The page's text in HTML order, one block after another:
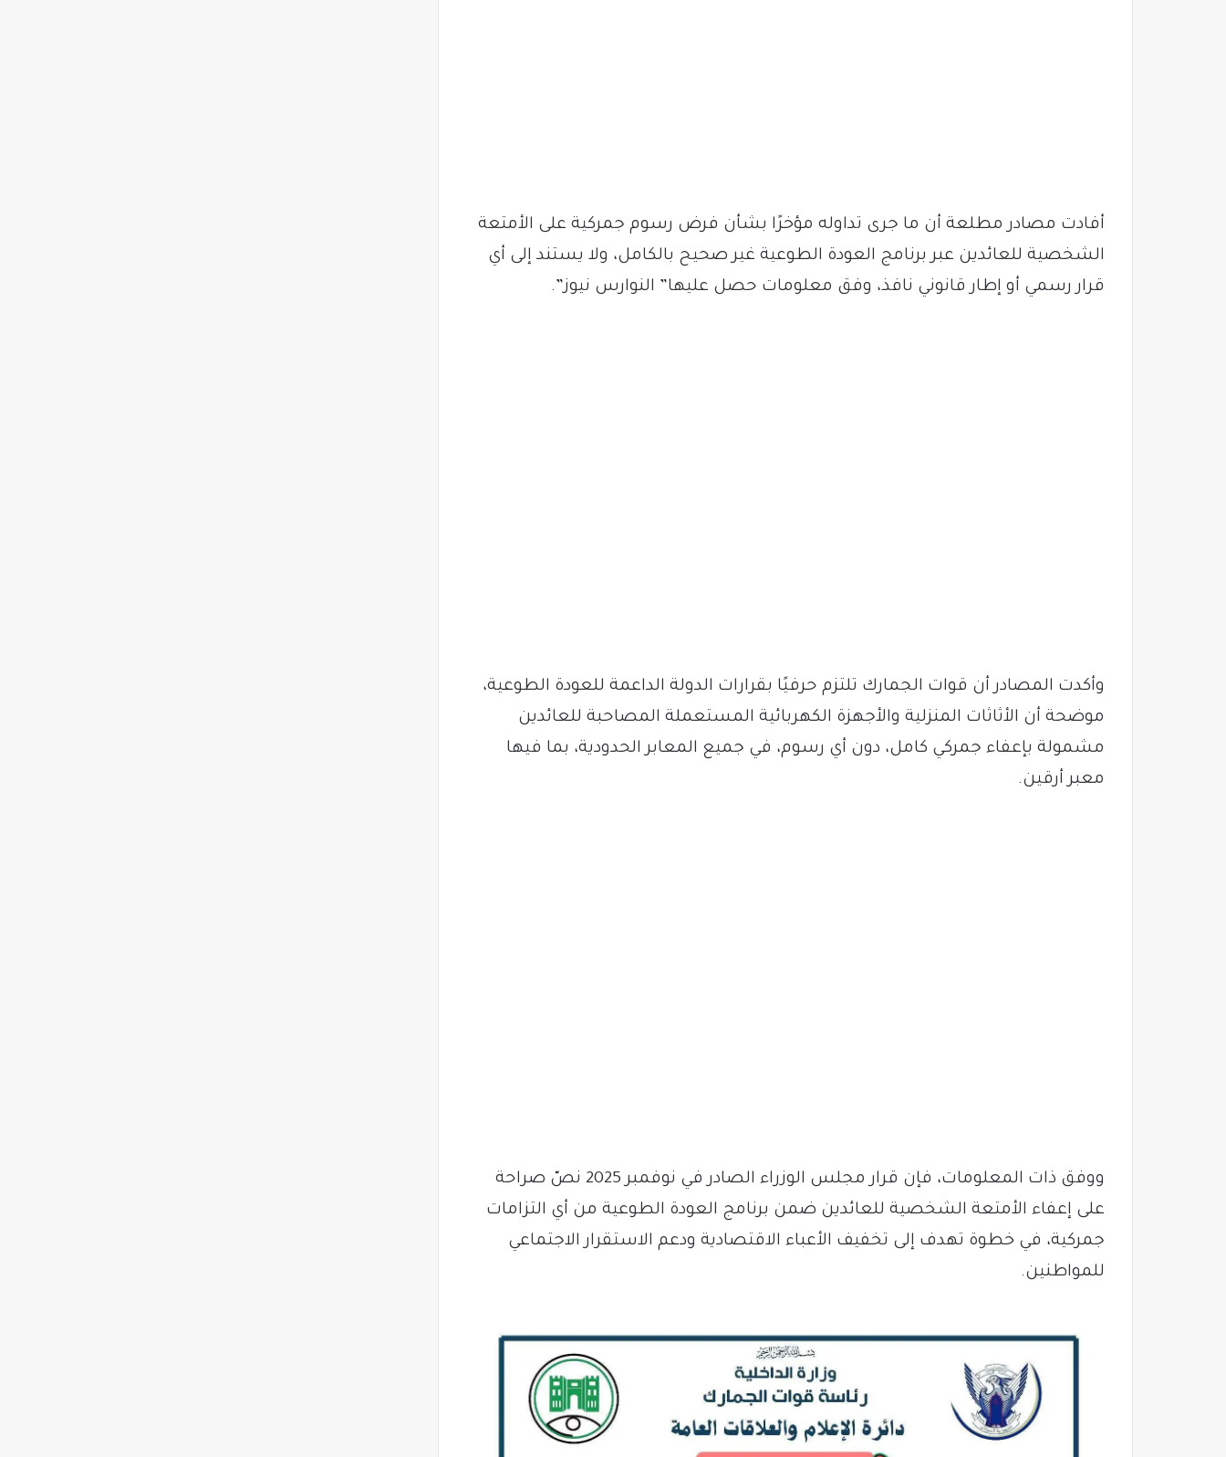
أفادت مصادر مطلعة أن ما جرى تداوله مؤخرًا بشأن فرض رسوم جمركية على الأمتعة
الشخصية للعائدين عبر برنامج العودة الطوعية غير صحيح بالكامل، ولا يستند إلى أي
قرار رسمي أو إطار قانوني نافذ، وفق معلومات حصل عليها” النوارس نيوز”.
وأكدت المصادر أن قوات الجمارك تلتزم حرفيًا بقرارات الدولة الداعمة للعودة الطوعية،
موضحة أن الأثاثات المنزلية والأجهزة الكهربائية المستعملة المصاحبة للعائدين
مشمولة بإعفاء جمركي كامل، دون أي رسوم، في جميع المعابر الحدودية، بما فيها
معبر أرقين.
ووفق ذات المعلومات، فإن قرار مجلس الوزراء الصادر في نوفمبر 2025 نصّ صراحة
على إعفاء الأمتعة الشخصية للعائدين ضمن برنامج العودة الطوعية من أي التزامات
جمركية، في خطوة تهدف إلى تخفيف الأعباء الاقتصادية ودعم الاستقرار الاجتماعي
للمواطنين.